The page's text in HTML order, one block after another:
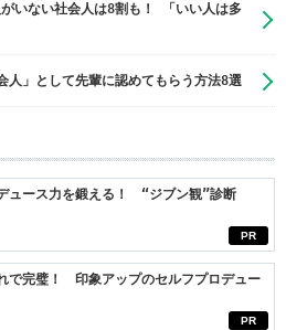
いない社会人は8割も！ 「いい人は多
」として先輩に認めてもらう方法8選
PR
ュース力を鍛える！ “ジブン観”診断
PR
で完璧！ 印象アップのセルフプロデュー